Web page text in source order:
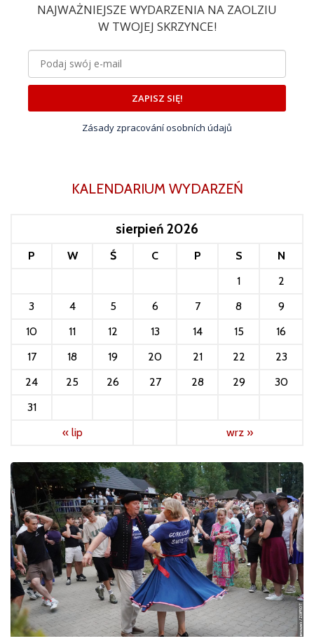
NAJWAŻNIEJSZE WYDARZENIA NA ZAOLZIU
W TWOJEJ SKRZYNCE!
ZAPISZ SIĘ!
Zásady zpracování osobních údajů
KALENDARIUM WYDARZEŃ
sierpień 2026
P W Ś C P S
N
1
2
3
4 5 6 7 8
9
10
11 12 13 14 15
16
17
18 19 20 21 22
23
24
25 26 27 28 29
30
31
« lip
wrz »